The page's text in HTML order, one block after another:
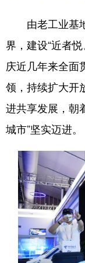
由老工业基地
界，建设“近者
庆近几年来全面
领，持续扩大开
进共享发展，朝
城市”坚实迈进。